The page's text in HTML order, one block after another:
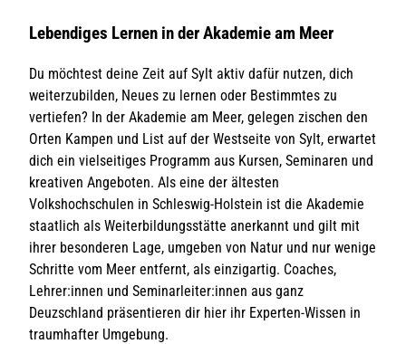
Lebendiges Lernen in der Akademie am Meer
Du möchtest deine Zeit auf Sylt aktiv dafür nutzen, dich
weiterzubilden, Neues zu lernen oder Bestimmtes zu
vertiefen? In der Akademie am Meer, gelegen zischen den
Orten Kampen und List auf der Westseite von Sylt, erwartet
dich ein vielseitiges Programm aus Kursen, Seminaren und
kreativen Angeboten. Als eine der ältesten
Volkshochschulen in Schleswig-Holstein ist die Akademie
staatlich als Weiterbildungsstätte anerkannt und gilt mit
ihrer besonderen Lage, umgeben von Natur und nur wenige
Schritte vom Meer entfernt, als einzigartig. Coaches,
Lehrer:innen und Seminarleiter:innen aus ganz
Deuzschland präsentieren dir hier ihr Experten-Wissen in
traumhafter Umgebung.